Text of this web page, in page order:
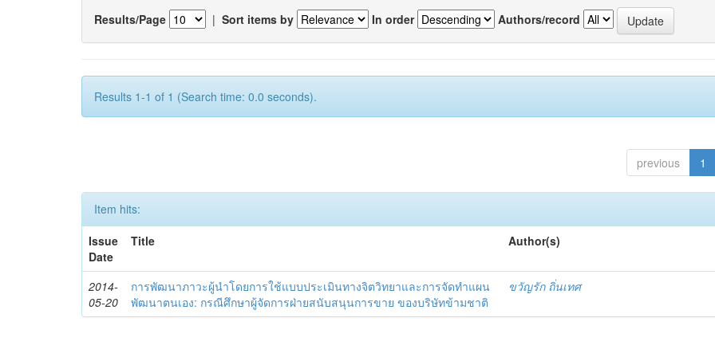
Results/Page | Sort items by In order Authors/record
Results 1-1 of 1 (Search time: 0.0 seconds).
previous 1
Item hits:
Issue
Date
Title Author(s)
2014-
05-20
การพัฒนาภาวะผู้นำโดยการใช้แบบประเมินทางจิตวิทยาและการจัดทำแผน
พัฒนาตนเอง: กรณีศึกษาผู้จัดการฝ่ายสนับสนุนการขาย ของบริษัทข้ามชาติ
ขวัญรัก ถิ่นเทศ